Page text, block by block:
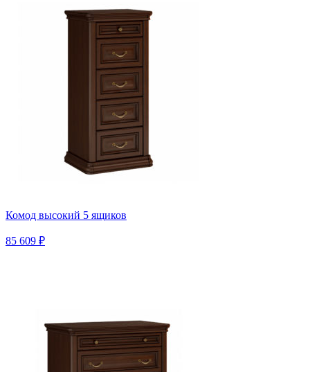
Комод высокий 5 ящиков
85 609 ₽